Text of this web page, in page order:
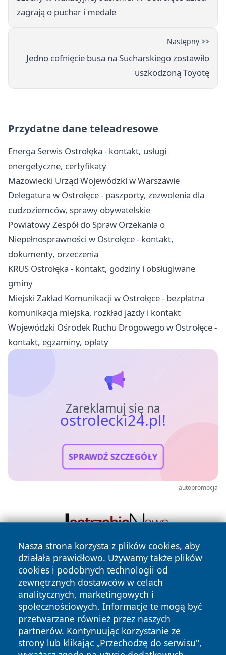
zagrają o puchar i medale
Następny >>
Jedno cofnięcie busa na Sucharskiego zostawiło
uszkodzoną Toyotę
Przydatne dane teleadresowe
Energa Serwis Ostrołęka - kontakt, usługi
energetyczne, certyfikaty
Mazowiecki Urząd Wojewódzki w Warszawie
Delegatura w Ostrołęce - paszporty, zezwolenia dla
cudzoziemców, sprawy obywatelskie
Powiatowy Zespół do Spraw Orzekania o
Niepełnosprawności w Ostrołęce - kontakt,
dokumenty, orzeczenia
KRUS Ostrołęka - kontakt, godziny i obsługiwane
gminy
Miejski Zakład Komunikacji w Ostrołęce - bezpłatna
komunikacja miejska, rozkład jazdy i kontakt
Wojewódzki Ośrodek Ruchu Drogowego w Ostrołęce -
kontakt, egzaminy, opłaty
Zareklamuj się na
ostrolecki24.pl!
SPRAWDŹ SZCZEGÓŁY
autopromocja
Nasza strona korzysta z plików cookies, aby
działała prawidłowo. Używamy także plików
cookies i podobnych technologii od
zewnętrznych dostawców w celach
analitycznych, marketingowych i
społecznościowych. Informacje te mogą być
przetwarzane również przez naszych
partnerów. Kontynuując korzystanie ze
strony lub klikając „Przechodzę do serwisu",
Copyright © 2026 ostrolecki24.pl Wszystkie prawa
zastrzeżone.